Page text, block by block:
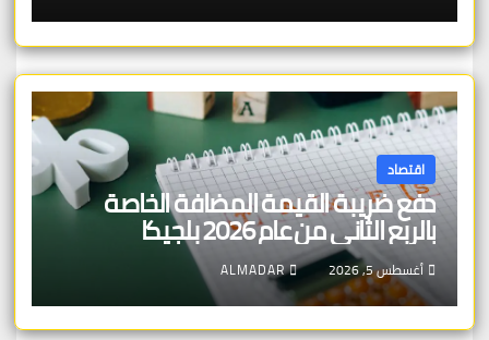
اقتصاد
دفع ضريبة القيمة المضافة الخاصة
بالربع الثاني من عام 2026 بلجيكا
أغسطس 5, 2026 ALMADAR